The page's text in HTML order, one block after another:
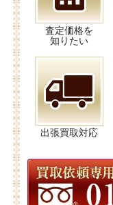
査定価格を
知りたい
出張買取対応